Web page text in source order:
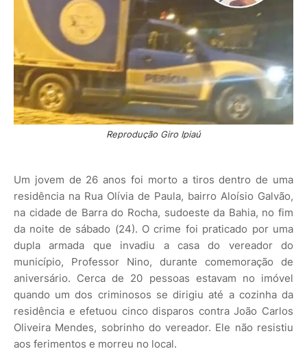
Reprodução Giro Ipiaú
Um jovem de 26 anos foi morto a tiros dentro de uma
residência na Rua Olívia de Paula, bairro Aloísio Galvão,
na cidade de Barra do Rocha, sudoeste da Bahia, no fim
da noite de sábado (24). O crime foi praticado por uma
dupla armada que invadiu a casa do vereador do
município, Professor Nino, durante comemoração de
aniversário. Cerca de 20 pessoas estavam no imóvel
quando um dos criminosos se dirigiu até a cozinha da
residência e efetuou cinco disparos contra João Carlos
Oliveira Mendes, sobrinho do vereador. Ele não resistiu
aos ferimentos e morreu no local.